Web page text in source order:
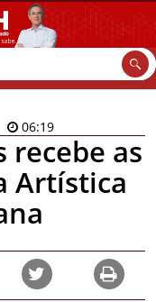
06:19
recebe as
Artística